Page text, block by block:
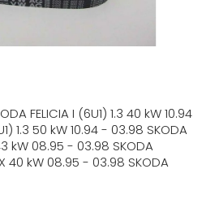
FELICIA I (6U1) 1.3 40 kW 10.94
1.3 50 kW 10.94 - 03.98 SKODA
kW 08.95 - 03.98 SKODA
40 kW 08.95 - 03.98 SKODA